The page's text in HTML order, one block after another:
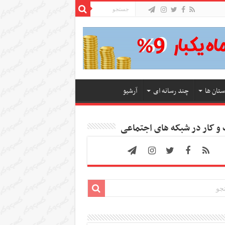
ها چند رسانه ای آرشیو
کار در شبکه های اجتماعی